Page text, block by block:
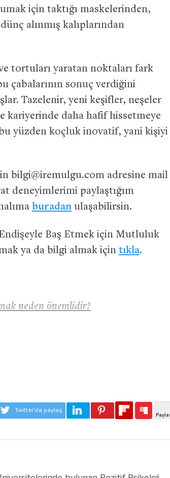
için taktığı maskelerinden,
alınmış kalıplarından
tortuları yaratan noktaları fark
çabalarının sonuç verdiğini
Tazelenir, yeni keşifler, neşeler
kariyerinde daha hafif hissetmeye
yüzden koçluk inovatif, yani kişiyi
bilgi@iremulgu.com adresine mail
deneyimlerimi paylaştığım
buradan ulaşabilirsin.
Baş Etmek için Mutluluk
ya da bilgi almak için tıkla.
neden önemlidir?